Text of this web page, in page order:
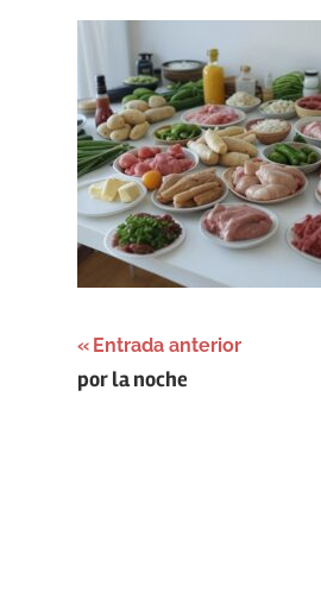
Navegación
de
Entrada anterior
por la noche